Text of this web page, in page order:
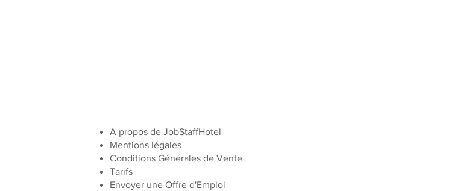
A propos de JobStaffHotel
Mentions légales
Conditions Générales de Vente
Tarifs
Envoyer une Offre d'Emploi